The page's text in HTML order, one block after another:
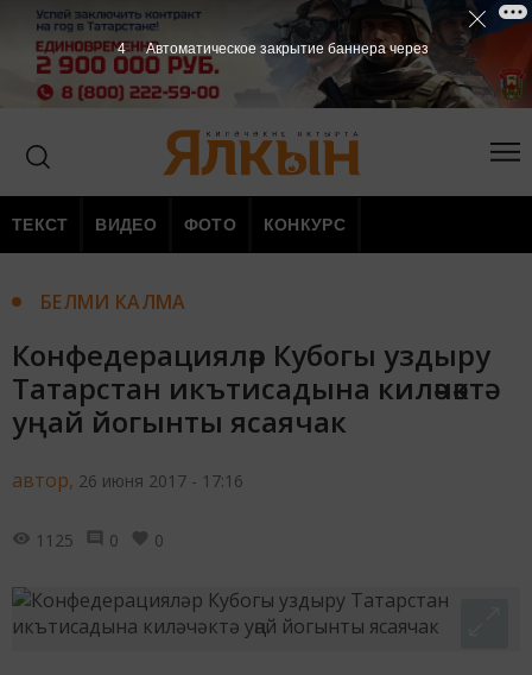
ТЕКСТ ВИДЕО ФОТО КОНКУРС
БЕЛМИ КАЛМА
Конфедерацияләр Кубогы уздыру
Татарстан икътисадына киләчәктә
уңай йогынты ясаячак
автор, 26 июня 2017 - 17:16
1125 0 0
3 Автоматическое закрытие баннера через